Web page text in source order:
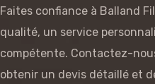
Faites confiance à Balland
qualité, un service
compétente. Contactez-
obtenir un devis détaillé et